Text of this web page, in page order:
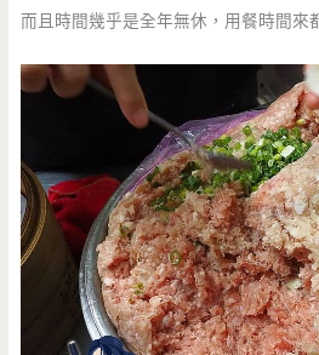
而且時間幾乎是全年無休，用餐時間來